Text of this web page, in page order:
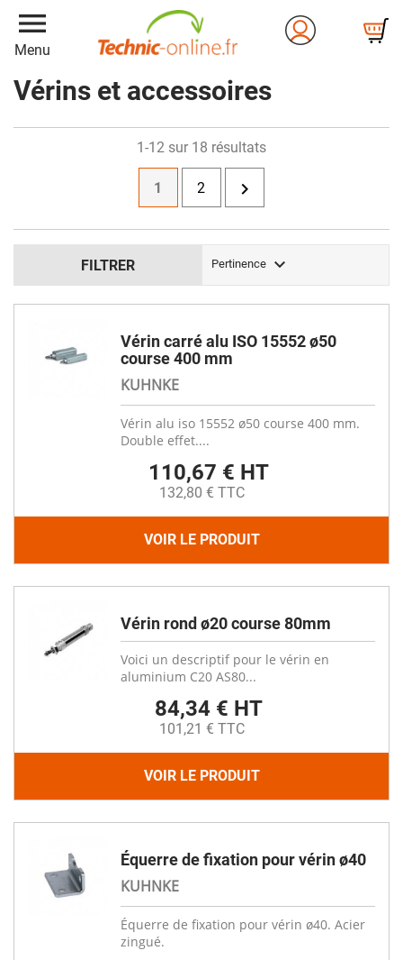
menu
Menu
Vérins et accessoires
FILTRER Pertinence 
1-12 sur 18 résultats
1 2 
Vérin carré alu ISO 15552 ø50
course 400 mm
KUHNKE
Vérin alu iso 15552 ø50 course 400 mm.
Double effet....
110,67 € HT
132,80 € TTC
VOIR LE PRODUIT
Vérin rond ø20 course 80mm
Voici un descriptif pour le vérin en
aluminium C20 AS80...
84,34 € HT
101,21 € TTC
VOIR LE PRODUIT
Équerre de fixation pour vérin ø40
KUHNKE
Équerre de fixation pour vérin ø40. Acier
zingué.